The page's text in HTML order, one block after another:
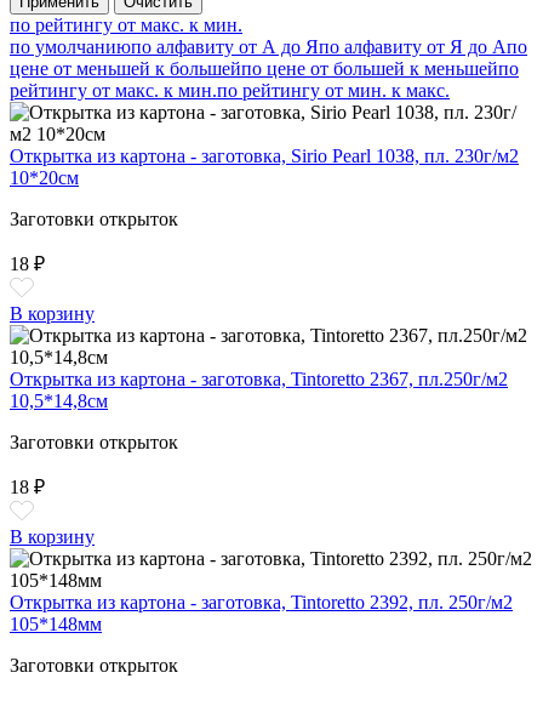
по рейтингу от макс. к мин.
по умолчаниюпо алфавиту от А до Япо алфавиту от Я до Апо
цене от меньшей к большейпо цене от большей к меньшейпо
рейтингу от макс. к мин.по рейтингу от мин. к макс.
Открытка из картона - заготовка, Sirio Pearl 1038, пл. 230г/м2
10*20см
Заготовки открыток
18 ₽
В корзину
Открытка из картона - заготовка, Tintoretto 2367, пл.250г/м2
10,5*14,8см
Заготовки открыток
18 ₽
В корзину
Открытка из картона - заготовка, Tintoretto 2392, пл. 250г/м2
105*148мм
Заготовки открыток